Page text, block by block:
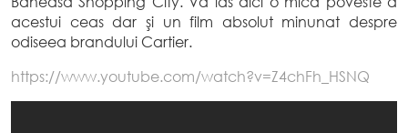
acestui ceas dar şiun film absolut minunat despre
odiseea brandului Cartier.
https://www.youtube.com/watch?v=Z4chFh_HSNQ